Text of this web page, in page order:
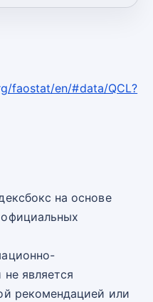
faostat/en/#data/QCL?
на основе
является
рекомендацией или